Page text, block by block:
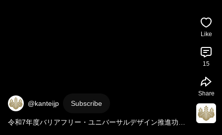
@kanteijp Subscribe
令和7年度バリアフリー・ユニバーサルデザイン推進功労
Like
15
Share